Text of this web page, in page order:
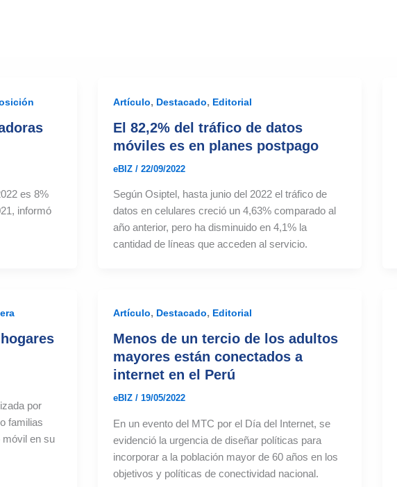
es 8%
informó
Artículo, Destacado, Editorial
El 82,2% del tráfico de datos
móviles es en planes postpago
eBIZ/22/09/2022
Según Osiptel, hasta junio del 2022 el tráfico de
datos en celulares creció un 4,63% comparado al
año anterior, pero ha disminuido en 4,1% la
cantidad de líneas que acceden al servicio.
por
familias
móvil en su
Artículo, Destacado, Editorial
Menos de un tercio de los adultos
mayores están conectados a
internet en el Perú
eBIZ/19/05/2022
En un evento del MTC por el Día del Internet, se
evidenció la urgencia de diseñar políticas para
incorporar a la población mayor de 60 años en los
objetivos y políticas de conectividad nacional.